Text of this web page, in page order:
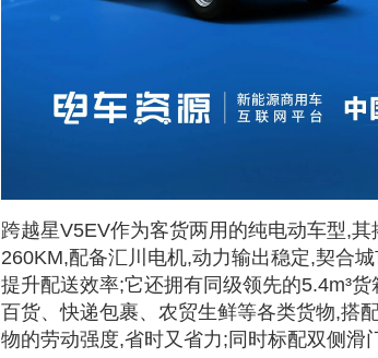
跨越星V5EV作为客货两用的纯电动车型,
260KM,配备汇川电机,动力输出稳定,契合
提升配送效率;它还拥有同级领先的5.4m³
百货、快递包裹、农贸生鲜等各类货物,搭
物的劳动强度,省时又省力;同时标配双侧滑